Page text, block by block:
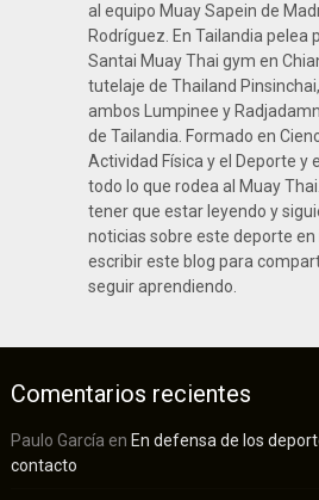
al equipo Muay Sapein de
Rodríguez. En Tailandia pelea
Santai Muay Thai gym en
tutelaje de Thailand
ambos Lumpinee y
de Tailandia. Formado en
Actividad Física y el Deporte y
todo lo que rodea al Muay
tener que estar leyendo y
noticias sobre este deporte en
escribir este blog para
seguir aprendiendo.
Comentarios recientes
Paulo García en En defensa de los
contacto